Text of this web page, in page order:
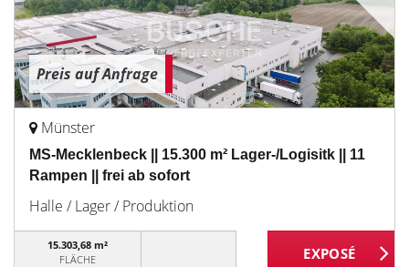
Preis auf Anfrage
Münster
MS-Mecklenbeck || 15.300 m² Lager-/Logisitk || 11
Rampen || frei ab sofort
Halle / Lager / Produktion
15.303,68 m²
FLÄCHE